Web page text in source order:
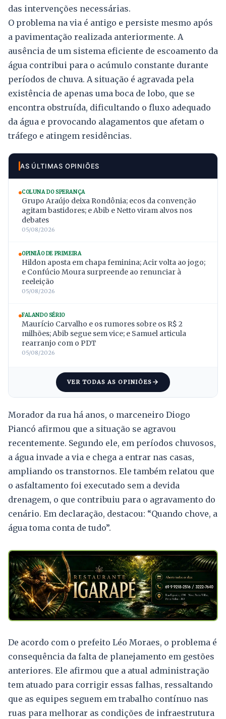
das intervenções necessárias.
O problema na via é antigo e persiste mesmo após
a pavimentação realizada anteriormente. A
ausência de um sistema eficiente de escoamento da
água contribui para o acúmulo constante durante
períodos de chuva. A situação é agravada pela
existência de apenas uma boca de lobo, que se
encontra obstruída, dificultando o fluxo adequado
da água e provocando alagamentos que afetam o
tráfego e atingem residências.
AS ÚLTIMAS OPINIÕES
COLUNA DO SPERANÇA
Grupo Araújo deixa Rondônia; ecos da convenção
agitam bastidores; e Abib e Netto viram alvos nos
debates
05/08/2026
OPINIÃO DE PRIMEIRA
Hildon aposta em chapa feminina; Acir volta ao jogo;
e Confúcio Moura surpreende ao renunciar à
reeleição
05/08/2026
FALANDO SÉRIO
Maurício Carvalho e os rumores sobre os R$ 2
milhões; Abib segue sem vice; e Samuel articula
rearranjo com o PDT
05/08/2026
VER TODAS AS OPINIÕES
Morador da rua há anos, o marceneiro Diogo
Piancó afirmou que a situação se agravou
recentemente. Segundo ele, em períodos chuvosos,
a água invade a via e chega a entrar nas casas,
ampliando os transtornos. Ele também relatou que
o asfaltamento foi executado sem a devida
drenagem, o que contribuiu para o agravamento do
cenário. Em declaração, destacou: “Quando chove, a
água toma conta de tudo”.
De acordo com o prefeito Léo Moraes, o problema é
consequência da falta de planejamento em gestões
anteriores. Ele afirmou que a atual administração
tem atuado para corrigir essas falhas, ressaltando
que as equipes seguem em trabalho contínuo nas
ruas para melhorar as condições de infraestrutura